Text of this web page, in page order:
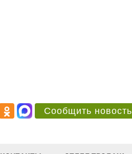
Сообщить новость